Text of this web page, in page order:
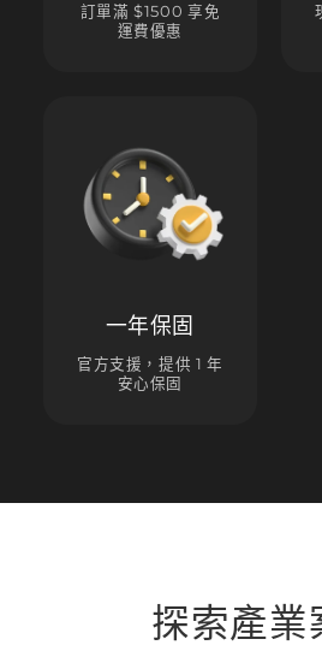
訂單滿 $1500 享免
運費優惠
一年保固
官方支援，提供 1 年
安心保固
探索產業